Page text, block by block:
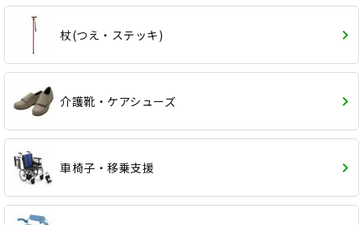
杖(つえ・ステッキ)
介護靴・ケアシューズ
車椅子・移乗支援